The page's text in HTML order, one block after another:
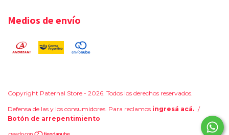
Medios de envío
Copyright Paternal Store - 2026. Todos los derechos reservados.
Defensa de las y los consumidores. Para reclamos ingresá acá. /
Botón de arrepentimiento